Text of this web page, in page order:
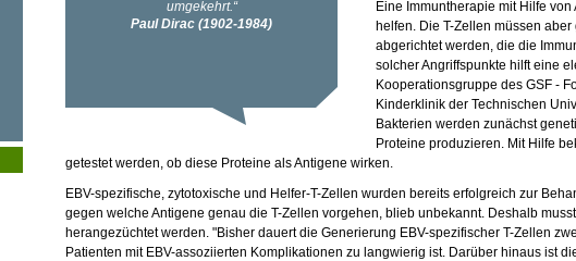
Eine Immuntherapie mit Hilfe
helfen. Die T-Zellen müssen
abgerichtet werden, die die
solcher Angriffspunkte hilft eine
Kooperationsgruppe des GSF -
Kinderklinik der Technischen
Bakterien werden zunächst
Proteine produzieren. Mit Hilfe
getestet werden, ob diese Proteine als Antigene wirken.
EBV-spezifische, zytotoxische und Helfer-T-Zellen wurden bereits erfolgreich zur
gegen welche Antigene genau die T-Zellen vorgehen, blieb unbekannt. Deshalb
herangezüchtet werden. "Bisher dauert die Generierung EBV-spezifischer T-Zellen
Patienten mit EBV-assoziierten Komplikationen zu langwierig ist. Darüber hinaus ist